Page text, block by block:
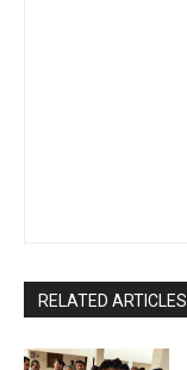
RELATED ARTICLES